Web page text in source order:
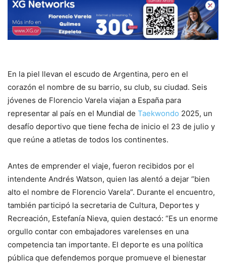
En la piel llevan el escudo de Argentina, pero en el
corazón el nombre de su barrio, su club, su ciudad. Seis
jóvenes de Florencio Varela viajan a España para
representar al país en el Mundial de Taekwondo 2025, un
desafío deportivo que tiene fecha de inicio el 23 de julio y
que reúne a atletas de todos los continentes.
Antes de emprender el viaje, fueron recibidos por el
intendente Andrés Watson, quien las alentó a dejar “bien
alto el nombre de Florencio Varela”. Durante el encuentro,
también participó la secretaria de Cultura, Deportes y
Recreación, Estefanía Nieva, quien destacó: “Es un enorme
orgullo contar con embajadores varelenses en una
competencia tan importante. El deporte es una política
pública que defendemos porque promueve el bienestar